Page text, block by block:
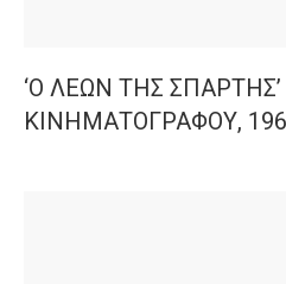
‘Ο ΛΕΩΝ ΤΗΣ
ΚΙΝΗΜΑΤΟΓΡΑΦΟΥ,